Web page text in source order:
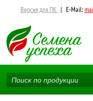
Версия для ПК | E-Mail: